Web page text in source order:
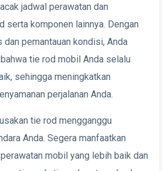
jadwal perawatan dan
serta komponen lainnya. Dengan
pemantauan kondisi, Anda
tie rod mobil Anda selalu
sehingga meningkatkan
perjalanan Anda.
tie rod mengganggu
Anda. Segera manfaatkan
mobil yang lebih baik dan